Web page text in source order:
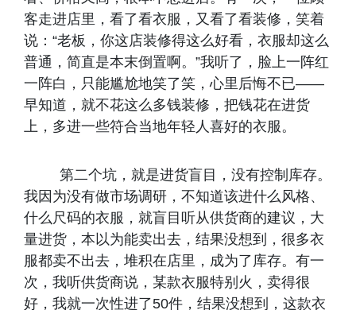
客走进店里，看了看衣服，又看了看装修，笑着
说：“老板，你这店装修得这么好看，衣服却这么
普通，简直是本末倒置啊。”我听了，脸上一阵红
一阵白，只能尴尬地笑了笑，心里后悔不已——
早知道，就不花这么多钱装修，把钱花在进货
上，多进一些符合当地年轻人喜好的衣服。
第二个坑，就是进货盲目，没有控制库存。
我因为没有做市场调研，不知道该进什么风格、
什么尺码的衣服，就盲目听从供货商的建议，大
量进货，本以为能卖出去，结果没想到，很多衣
服都卖不出去，堆积在店里，成为了库存。有一
次，我听供货商说，某款衣服特别火，卖得很
好，我就一次性进了50件，结果没想到，这款衣